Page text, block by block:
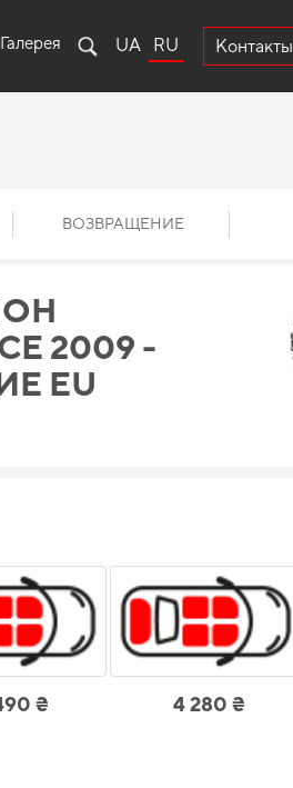
Галерея UA RU Контакты
ВОЗВРАЩЕНИЕ
2009 -
EU
₴ 4 280 ₴